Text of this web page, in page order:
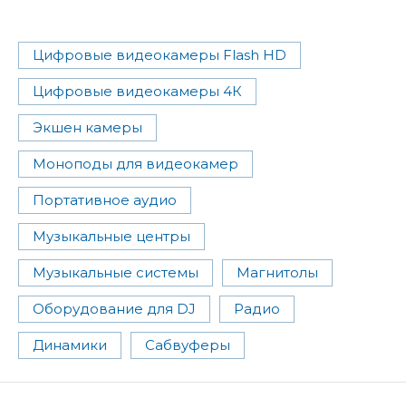
Цифровые видеокамеры Flash HD
Цифровые видеокамеры 4К
Экшен камеры
Моноподы для видеокамер
Портативное аудио
Музыкальные центры
Музыкальные системы Магнитолы
Оборудование для DJ Радио
Динамики Сабвуферы